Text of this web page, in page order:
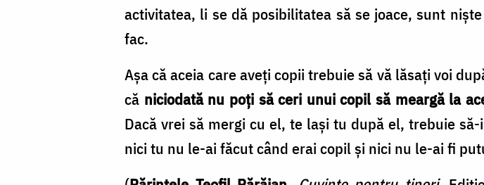
activitatea, li se dă posibilitatea să se joace, sunt
fac.
Așa că aceia care aveți copii trebuie să vă lăsați voi
că niciodată nu poți să ceri unui copil să meargă la
Dacă vrei să mergi cu el, te lași tu după el, trebuie
nici tu nu le­-ai făcut când erai copil și nici nu le­-ai fi